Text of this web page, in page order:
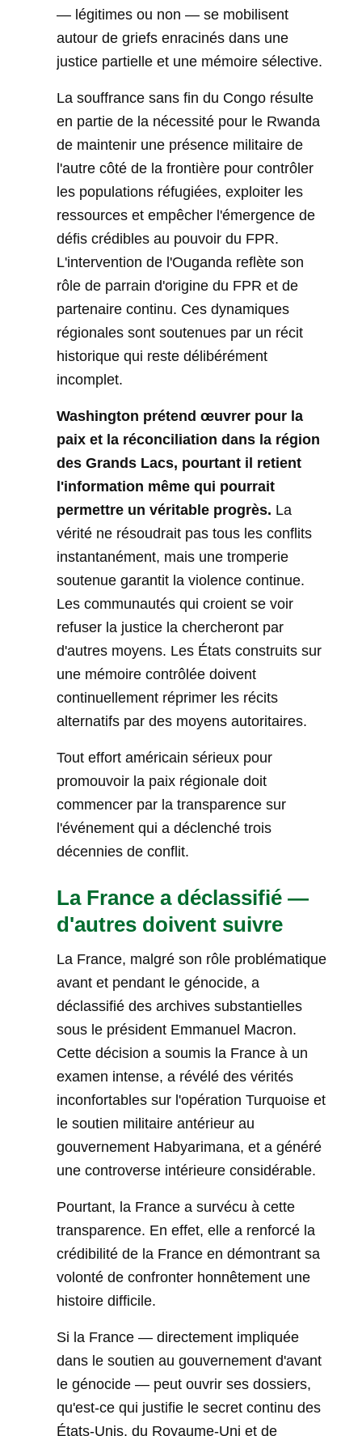
— légitimes ou non — se mobilisent
autour de griefs enracinés dans une
justice partielle et une mémoire sélective.
La souffrance sans fin du Congo résulte
en partie de la nécessité pour le Rwanda
de maintenir une présence militaire de
l'autre côté de la frontière pour contrôler
les populations réfugiées, exploiter les
ressources et empêcher l'émergence de
défis crédibles au pouvoir du FPR.
L'intervention de l'Ouganda reflète son
rôle de parrain d'origine du FPR et de
partenaire continu. Ces dynamiques
régionales sont soutenues par un récit
historique qui reste délibérément
incomplet.
Washington prétend œuvrer pour la
paix et la réconciliation dans la région
des Grands Lacs, pourtant il retient
l'information même qui pourrait
permettre un véritable progrès. La
vérité ne résoudrait pas tous les conflits
instantanément, mais une tromperie
soutenue garantit la violence continue.
Les communautés qui croient se voir
refuser la justice la chercheront par
d'autres moyens. Les États construits sur
une mémoire contrôlée doivent
continuellement réprimer les récits
alternatifs par des moyens autoritaires.
Tout effort américain sérieux pour
promouvoir la paix régionale doit
commencer par la transparence sur
l'événement qui a déclenché trois
décennies de conflit.
La France a déclassifié —
d'autres doivent suivre
La France, malgré son rôle problématique
avant et pendant le génocide, a
déclassifié des archives substantielles
sous le président Emmanuel Macron.
Cette décision a soumis la France à un
examen intense, a révélé des vérités
inconfortables sur l'opération Turquoise et
le soutien militaire antérieur au
gouvernement Habyarimana, et a généré
une controverse intérieure considérable.
Pourtant, la France a survécu à cette
transparence. En effet, elle a renforcé la
crédibilité de la France en démontrant sa
volonté de confronter honnêtement une
histoire difficile.
Si la France — directement impliquée
dans le soutien au gouvernement d'avant
le génocide — peut ouvrir ses dossiers,
qu'est-ce qui justifie le secret continu des
États-Unis, du Royaume-Uni et de